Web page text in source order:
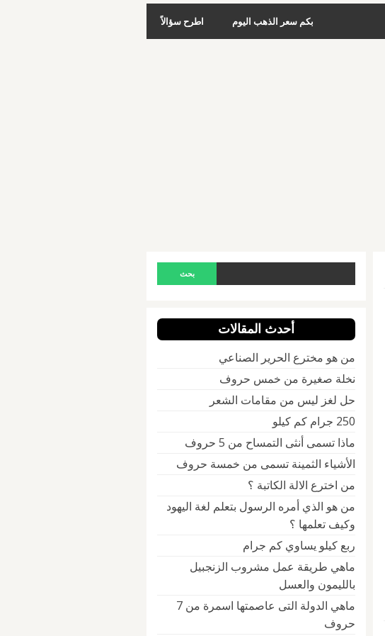
بكم سعر الذهب اليوم اطرح سؤالاً
أحدث المقالات
من هو مخترع الحرير الصناعي
نخلة صغيرة من خمس حروف
حل لغز ليس من مقامات الشعر
250 جرام كم كيلو
ماذا تسمى أنثى التمساح من 5 حروف
الأشياء الثمينة تسمى من خمسة حروف
من اخترع الالة الكاتبة ؟
من هو الذي أمره الرسول بتعلم لغة اليهود
وكيف تعلمها ؟
ربع كيلو يساوي كم جرام
ماهي طريقة عمل مشروب الزنجبيل
بالليمون والعسل
ماهي الدولة التى عاصمتها اسمرة من 7
حروف